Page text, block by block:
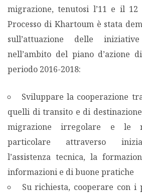
migrazione, tenutosi l’11 e il 12
Processo di Khartoum è stata
sull’attuazione delle
nell’ambito del piano d’azione
periodo 2016-2018:
Sviluppare la cooperazione
quelli di transito e di
migrazione irregolare e le
particolare attraverso
l’assistenza tecnica, la
informazioni e di buone pratiche
Su richiesta, cooperare con i